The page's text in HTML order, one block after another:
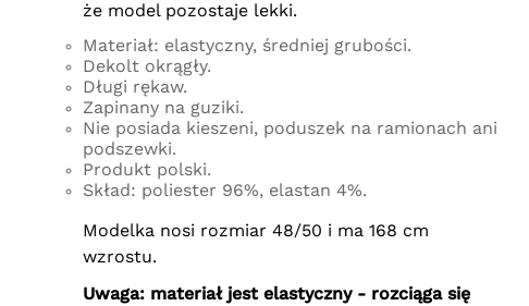
że model pozostaje lekki.
Materiał: elastyczny, średniej grubości.
Dekolt okrągły.
Długi rękaw.
Zapinany na guziki.
Nie posiada kieszeni, poduszek na ramionach ani
podszewki.
Produkt polski.
Skład: poliester 96%, elastan 4%.
Modelka nosi rozmiar 48/50 i ma 168 cm
wzrostu.
Uwaga: materiał jest elastyczny - rozciąga się